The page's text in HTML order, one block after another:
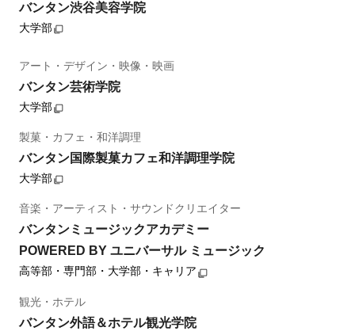
バンタン渋谷美容学院
大学部
アート・デザイン・映像・映画
バンタン芸術学院
大学部
製菓・カフェ・和洋調理
バンタン国際製菓カフェ和洋調理学院
大学部
音楽・アーティスト・サウンドクリエイター
バンタンミュージックアカデミー
POWERED BY ユニバーサル ミュージック
高等部・専門部・大学部・キャリア
観光・ホテル
バンタン外語＆ホテル観光学院